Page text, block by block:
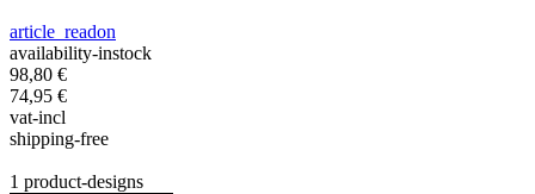
article_readon
availability-instock
98,80 €
74,95 €
vat-incl
shipping-free
1 product-designs